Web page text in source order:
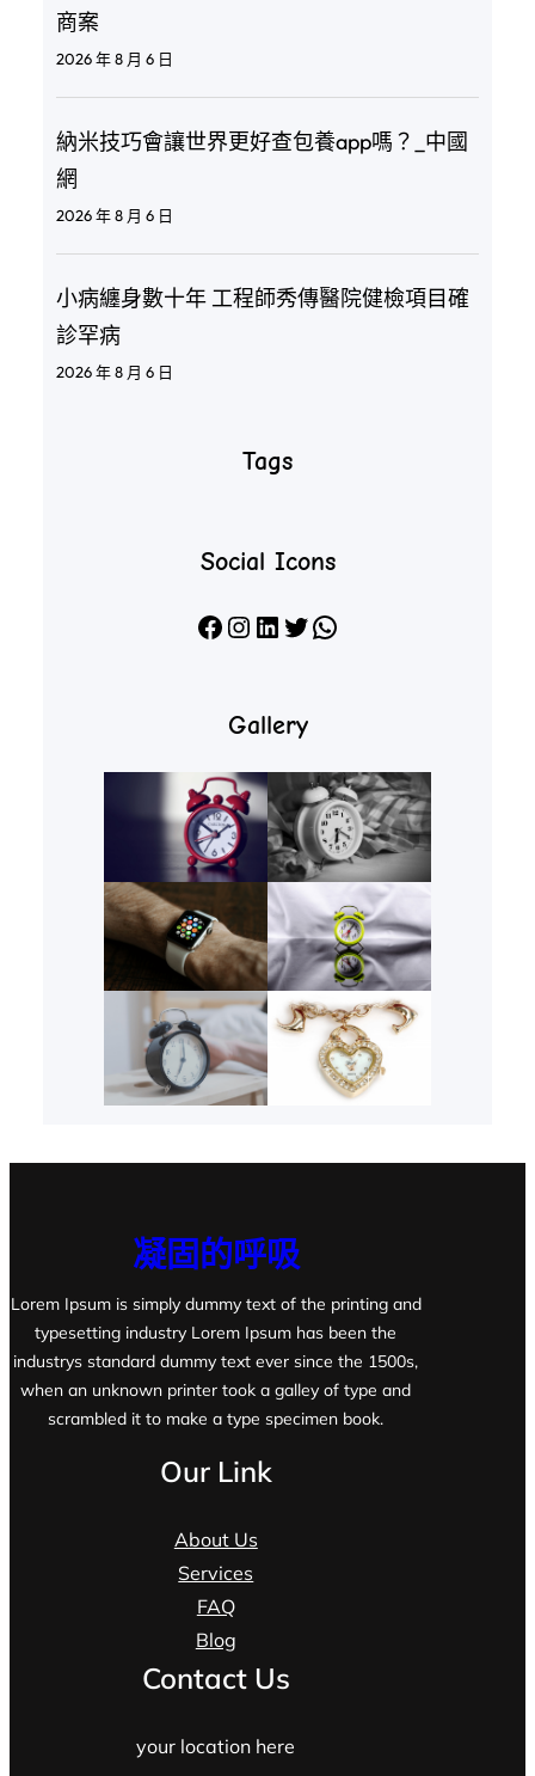
商案
2026 年 8 月 6 日
納米技巧會讓世界更好查包養app嗎？_中國
網
2026 年 8 月 6 日
小病纏身數十年 工程師秀傳醫院健檢項目確
診罕病
2026 年 8 月 6 日
Tags
Social Icons
Facebook Instagram LinkedIn X WhatsApp
Gallery
凝固的呼吸
Lorem Ipsum is simply dummy text of the printing and
typesetting industry Lorem Ipsum has been the
industrys standard dummy text ever since the 1500s,
when an unknown printer took a galley of type and
scrambled it to make a type specimen book.
Our Link
About Us
Services
FAQ
Blog
Contact Us
your location here